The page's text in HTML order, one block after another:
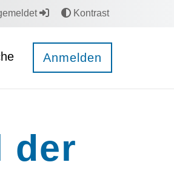
Kontrast
Anmelden
der